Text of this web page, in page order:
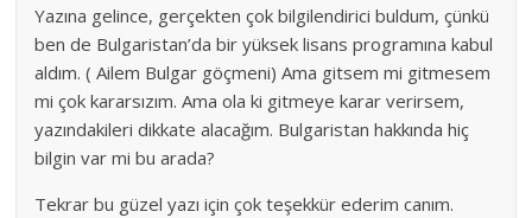
Yazına gelince, gerçekten çok bilgilendirici buldum, çünkü
ben de Bulgaristan’da bir yüksek lisans programına kabul
aldım. ( Ailem Bulgar göçmeni) Ama gitsem mi gitmesem
mi çok kararsızım. Ama ola ki gitmeye karar verirsem,
yazındakileri dikkate alacağım. Bulgaristan hakkında hiç
bilgin var mi bu arada?
Tekrar bu güzel yazı için çok teşekkür ederim canım.